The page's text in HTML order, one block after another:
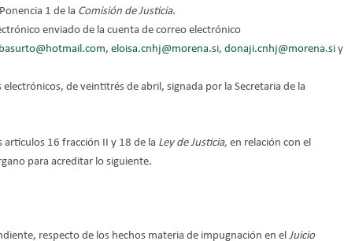
1 de la Comisión de Justicia.
enviado de la cuenta de correo electrónico
, eloisa.cnhj@morena.si, donaji.cnhj@morena.si y
de veintitrés de abril, signada por la Secretaria de la
16 fracción II y 18 de la Ley de Justicia, en relación con el
para acreditar lo siguiente.
respecto de los hechos materia de impugnación en el Juicio